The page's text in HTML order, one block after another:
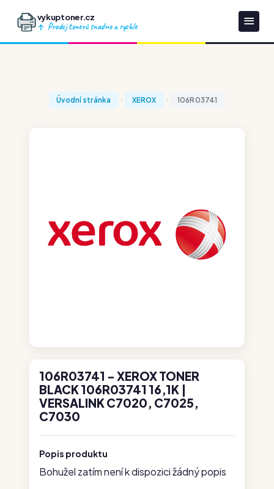
vykuptoner.cz
Prodej tonerů snadno a rychle
Úvodní stránka XEROX 106R03741
106R03741 - XEROX TONER
BLACK 106R03741 16,1K |
VERSALINK C7020, C7025,
C7030
Popis produktu
Bohužel zatím není k dispozici žádný popis